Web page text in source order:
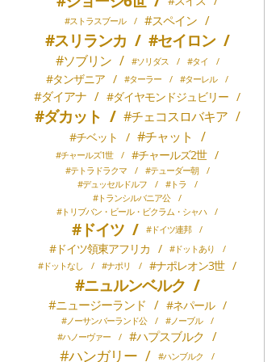
#ストラスブール / #スペイン /
#スリランカ / #セイロン /
#ソブリン / #ソリダス / #タイ /
#タンザニア / #ターラー / #ターレル /
#ダイアナ / #ダイヤモンドジュビリー /
#ダカット / #チェコスロバキア /
#チベット / #チャット /
#チャールズ1世 / #チャールズ2世 /
#テトラドラクマ / #テューダー朝
/
#デュッセルドルフ
/ #トラ
/
#トランシルバニア公
/
#トリブバン・ビール・ビクラム・シャハ
/
#ドイツ / #ドイツ連邦 /
#ドイツ領東アフリカ / #ドットあり
/
#ドットなし
/ #ナポリ / #ナポレオン3世 /
#ニュルンベルク /
#ニュージーランド / #ネパール /
#ノーサンバーランド公 / #ノーブル
/
#ハノーヴァー
/ #ハプスブルク /
#ハンガリー / #ハンブルク /